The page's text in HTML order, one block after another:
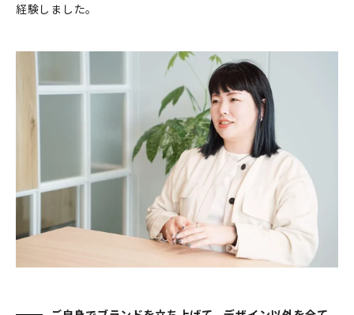
経験しました。